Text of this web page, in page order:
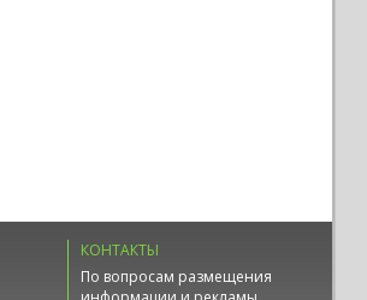
КОНТАКТЫ
По вопросам размещения